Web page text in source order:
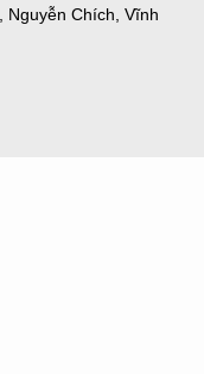
Nguyễn Chích, Vĩnh